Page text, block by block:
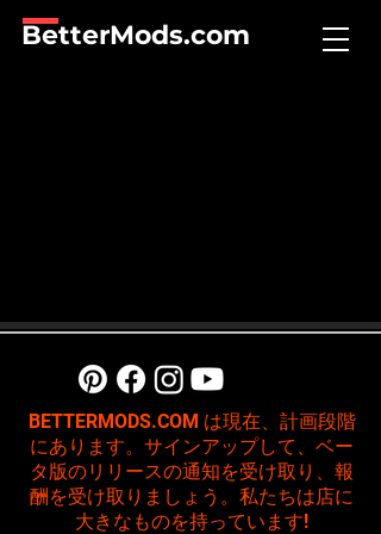
BetterMods.com
BETTERMODS.COM は現在、計画段階
にあります。サインアップして、ベー
タ版のリリースの通知を受け取り、報
酬を受け取りましょう。私たちは店に
大きなものを持っています!